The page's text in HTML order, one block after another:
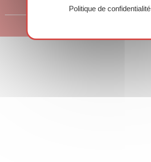
Politique de confidentialité